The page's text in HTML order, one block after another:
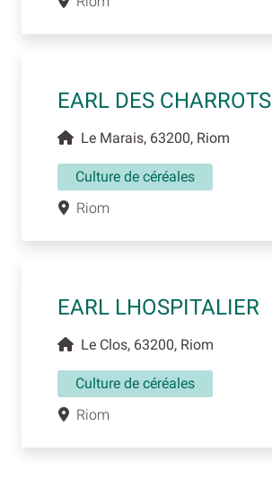
EARL DES CHARROTS
Le Marais, 63200, Riom
Culture de céréales
Riom
EARL LHOSPITALIER
Le Clos, 63200, Riom
Culture de céréales
Riom